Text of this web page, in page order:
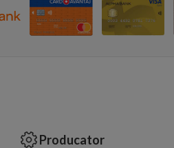
Producator